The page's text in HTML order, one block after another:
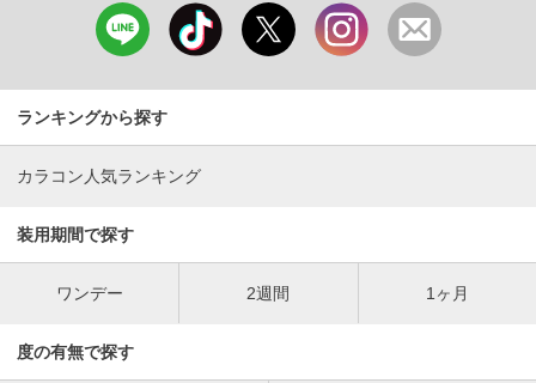
ランキングから探す
カラコン人気ランキング
装用期間で探す
ワンデー 2週間 1ヶ月
度の有無で探す